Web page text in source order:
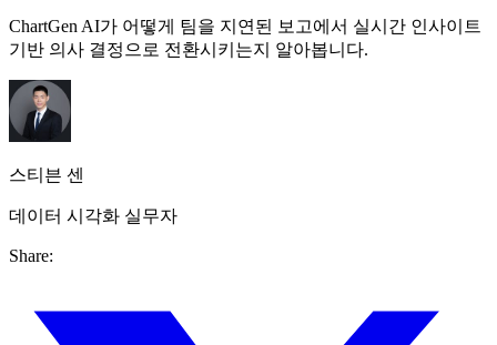
ChartGen AI가 어떻게 팀을 지연된 보고에서 실시간 인사이트
기반 의사 결정으로 전환시키는지 알아봅니다.
스티븐 센
데이터 시각화 실무자
Share: